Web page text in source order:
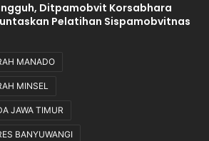
Ditpamobvit Korsabhara
Pelatihan Sispamobvitnas
MANADO
MINSEL
JAWA TIMUR
BANYUWANGI